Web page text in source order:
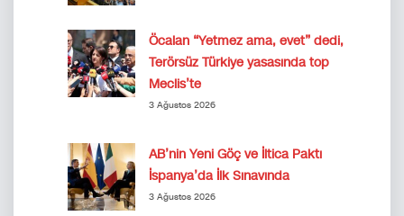
Öcalan “Yetmez ama, evet” dedi,
Terörsüz Türkiye yasasında top
Meclis’te
3 Ağustos 2026
AB’nin Yeni Göç ve İltica Paktı
İspanya’da İlk Sınavında
3 Ağustos 2026